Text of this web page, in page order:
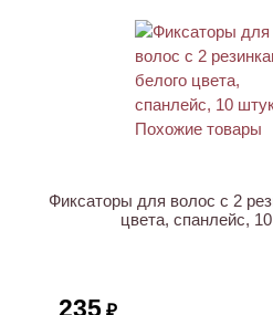
Фиксаторы для волос с 2
цвета, спанлейс,
235